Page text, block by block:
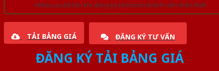
Nhiều ưu đãi lớn khi đăng ký tài khoản thành viên thân thiết
TẢI BẢNG GIÁ ĐĂNG KÝ TƯ VẤN
ĐĂNG KÝ TẢI BẢNG GIÁ